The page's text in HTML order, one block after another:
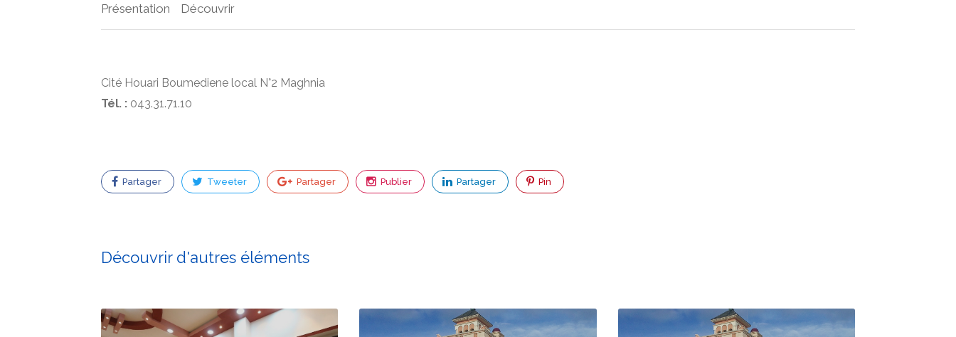
Présentation Découvrir
Cité Houari Boumediene local N°2 Maghnia
Tél. : 043.31.71.10
Partager Tweeter Partager Publier Partager Pin
Découvrir d'autres éléments